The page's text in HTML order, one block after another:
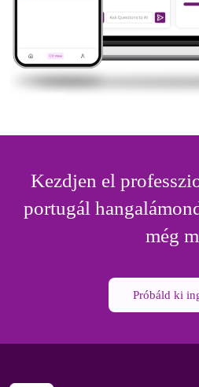
Kezdjen el
portugál
még
Próbáld ki